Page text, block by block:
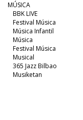
MÚSICA
BBK LIVE
Festival Música
Música Infantil
Música
Festival Música
Musical
365 Jazz Bilbao
Musiketan